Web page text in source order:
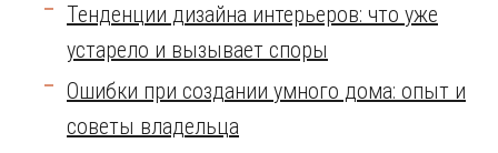
Тенденции дизайна интерьеров: что уже
устарело и вызывает споры
Ошибки при создании умного дома: опыт и
советы владельца